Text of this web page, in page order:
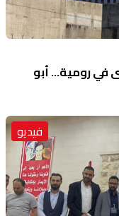
في رومية... أبو
فيديو